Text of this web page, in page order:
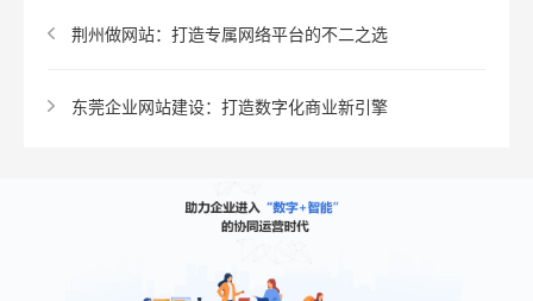
荆州做网站：打造专属网络平台的不二之选
东莞企业网站建设：打造数字化商业新引擎